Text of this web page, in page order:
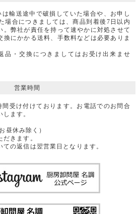
輸送途中で破損していた場合や、お申し
場合につきましては、商品到着後7日以内
。弊社が責任を持って速やかに対処させて
換にかかる送料、手数料などは必要ありま
品・交換につきましてはお受け出来ませ
営業時間
受け付けております。お電話でのお問合
ます。
昼休み除く）
きます。
の返信は翌営業日となります。